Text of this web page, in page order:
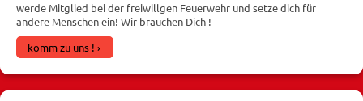
werde Mitglied bei der freiwillgen Feuerwehr und setze dich für
andere Menschen ein! Wir brauchen Dich !
komm zu uns !